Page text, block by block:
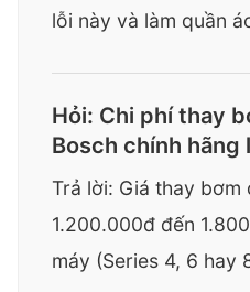
lỗi này và làm quần
Hỏi: Chi phí thay
Bosch chính hãng
Trả lời: Giá thay
1.200.000đ đến
máy (Series 4, 6 hay